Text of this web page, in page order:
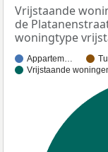
Vrijstaande
de
woningtype
Appartem…
Vrijstaande